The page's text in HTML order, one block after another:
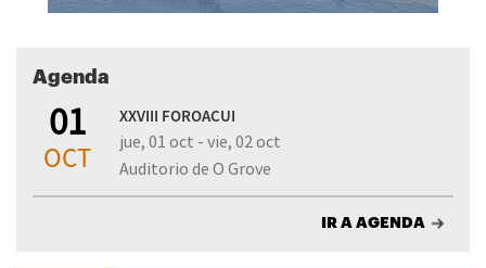
Agenda
01
OCT
XXVIII FOROACUI
jue, 01 oct - vie, 02 oct
Auditorio de O Grove
IR A AGENDA